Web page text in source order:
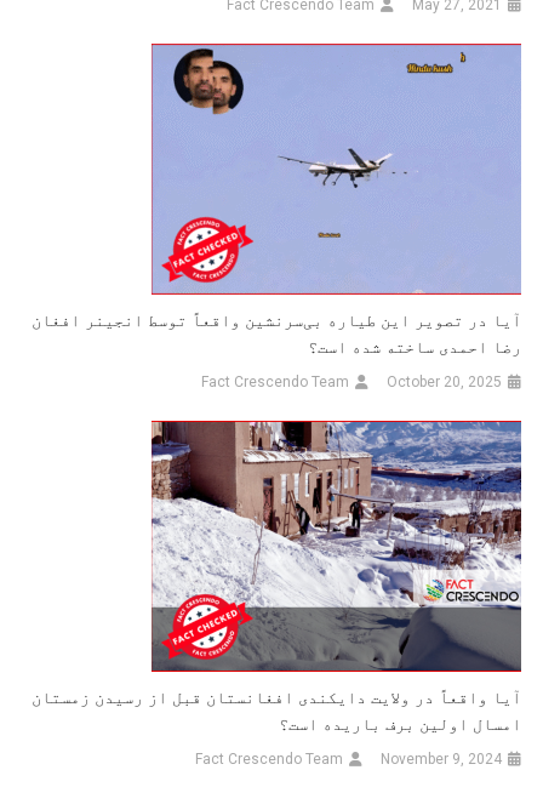
May 27, 2021
Fact Crescendo Team
آیا در تصویر این طیاره بی‌سرنشین واقعاً توسط انجینر افغان
رضا احمدی ساخته شده است؟
October 20, 2025
Fact Crescendo Team
آیا واقعاً در ولایت دایکندی افغانستان قبل از رسیدن زمستان
امسال اولین برف باریده است؟
November 9, 2024
Fact Crescendo Team